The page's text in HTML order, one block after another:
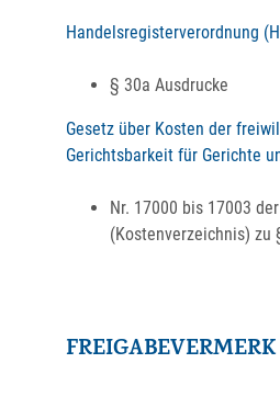
Handelsregisterverordnung
§ 30a Ausdrucke
Gesetz über Kosten der
Gerichtsbarkeit für Gerichte
Nr. 17000 bis 17003
(Kostenverzeichnis) zu
FREIGABEVERMERK